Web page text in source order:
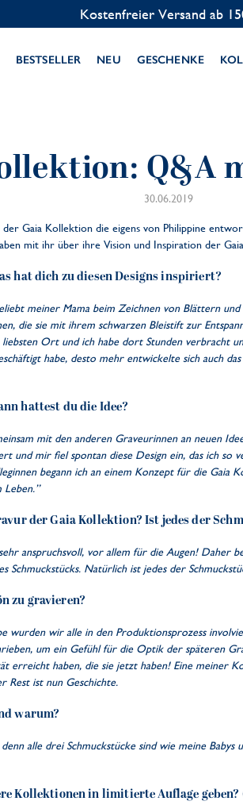
Kostenfreier Versand ab
BESTSELLER NEU GESCHENKE
Q&A
30.06.2019
Gaia Kollektion die eigens von Philippine
mit ihr über ihre Vision und Inspiration der
hat dich zu diesen Designs inspiriert?
meiner Mama beim Zeichnen von Blättern
die sie mit ihrem schwarzen Bleistift zur
Ort und ich habe dort Stunden verbracht
habe, desto mehr entwickelte sich auch
hattest du die Idee?
mit den anderen Graveurinnen an neuen
und mir fiel spontan diese Design ein, das ich so
begann ich an einem Konzept für die Gaia
Leben.”
der Gaia Kollektion? Ist jedes der
anspruchsvoll, vor allem für die Augen! Daher
Schmuckstücks. Natürlich ist jedes der
zu gravieren?
wurden wir alle in den Produktionsprozess
um ein Gefühl für die Optik der späteren
erreicht haben, die sie jetzt haben! Eine meiner
Rest ist nun Geschichte.
warum?
alle drei Schmuckstücke sind wie meine
Kollektionen in limitierte Auflage